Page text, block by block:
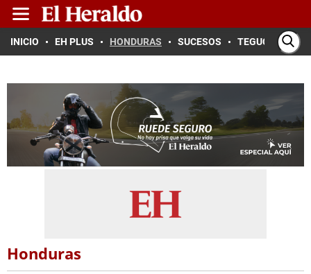
INICIO EH PLUS HONDURAS SUCESOS TEGUCIGALPA
Honduras